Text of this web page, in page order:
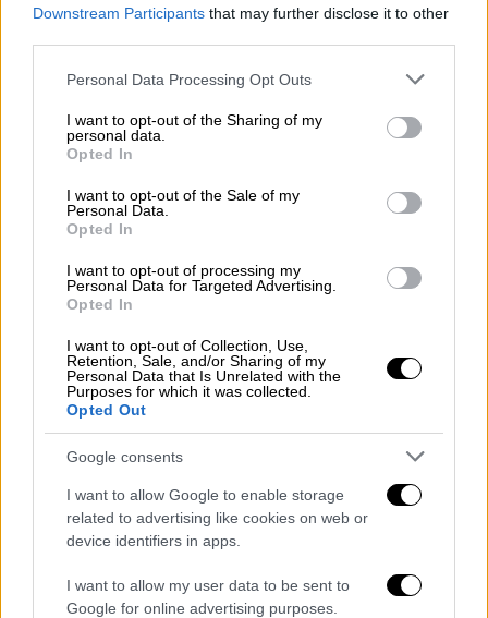
Downstream Participants that may further disclose it to other
Please note that this website/app uses one or more Google
not limited to your visit or usage behaviour. You may click to
grant or deny consent to Google and its third-party tags to
use your data for below specified purposes in below Google
consent section.
Personal Data Processing Opt Outs
I want to opt-out of the Sharing of my
personal data.
Opted In
I want to opt-out of the Sale of my
Personal Data.
Opted In
I want to opt-out of processing my
Personal Data for Targeted Advertising.
Opted In
I want to opt-out of Collection, Use,
Retention, Sale, and/or Sharing of my
Personal Data that Is Unrelated with the
Purposes for which it was collected.
Opted Out
Google consents
I want to allow Google to enable storage
related to advertising like cookies on web or
device identifiers in apps.
I want to allow my user data to be sent to
Google for online advertising purposes.
Lifestyle
Μπέλα Θορν: Από ηθοποιός της Ντίσνεϊ,
σκηνοθέτις στο Pornhub (vid)
Το «Her & Him» θα κάνει πρεμιέρα τον
επόμενο μήνα στο Φεστιβάλ
Κινηματογράφου «The Oldenburg»